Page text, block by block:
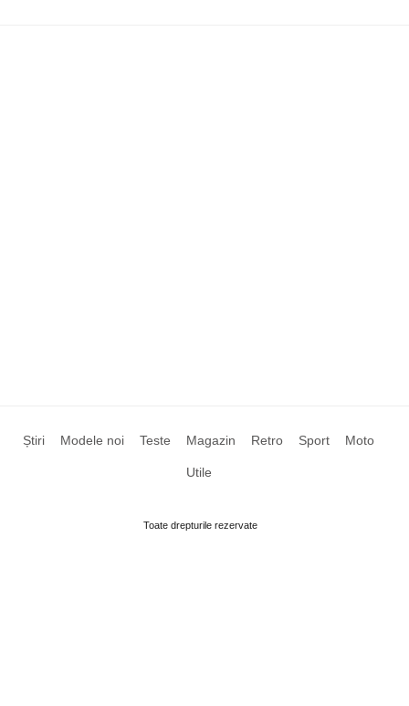
Știri Modele noi Teste Magazin Retro Sport Moto
Utile
Toate drepturile rezervate